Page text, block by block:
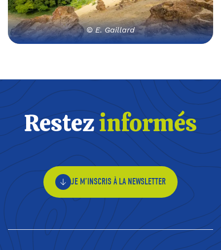
© E. Gaillard
Restezinformés
JE M’INSCRIS À LA NEWSLETTER